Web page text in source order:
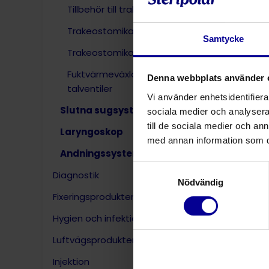
Samtycke
Denna webbplats använder
Vi använder
sociala medier och
till de sociala medier och
med annan information som
Nödvändig
Tillbehör till trakeostomi
Trakeostomikanyler utan kuff
Trakeostomikanyler
Fuktvärmeväxlare och
talventiler
Slutna sugsystem
Laryngoskop
Andningssystem
Diagnostik
Fixeringsprodukter
Hygien och infektionskontroll
Luftvägsprodukter
Injektion